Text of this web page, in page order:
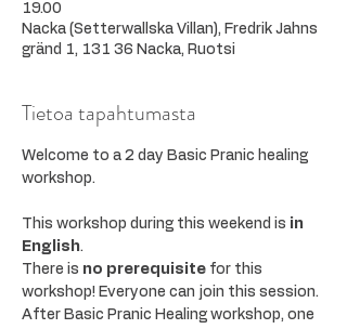
19.00
Nacka (Setterwallska Villan), Fredrik Jahns
gränd 1, 131 36 Nacka, Ruotsi
Tietoa tapahtumasta
Welcome to a 2 day Basic Pranic healing
workshop.
This workshop during this weekend is in
English.
There is no prerequisite for this
workshop! Everyone can join this session.
After Basic Pranic Healing workshop, one